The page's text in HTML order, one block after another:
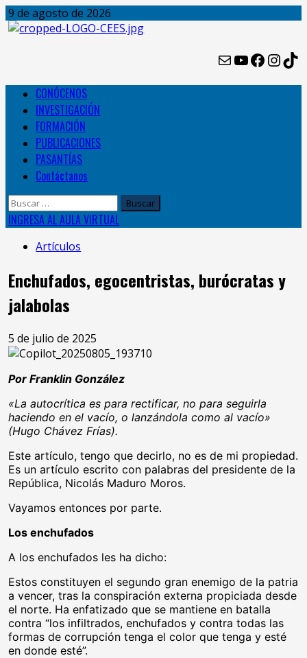
Skip
to
9 de agosto de 2026
MailYouTube
Primary
Menu
CONÓCENOS
INVESTIGACIÓN
FORMACIÓN
PUBLICACIONES
PASANTÍAS
Contáctanos
Buscar:
INGRESA AL AULA VIRTUAL
Artículos
Enchufados, egocentristas, burócratas y
jalabolas
5 de julio de 2025
Por Franklin González
«La autocrítica es para rectificar, no para seguirla
haciendo en el vacío, o lanzándola como al vacío»
(Hugo Chávez Frías).
Este artículo, tengo que decirlo, no es de mi propiedad.
Es un artículo escrito con palabras del presidente de la
República, Nicolás Maduro Moros.
Vayamos entonces por parte.
Los enchufados
A los enchufados les ha dicho:
Estos constituyen el segundo gran enemigo de la patria
a vencer, tras la conspiración externa propiciada desde
el norte. Ha enfatizado que se mantiene en batalla
contra “los infiltrados, enchufados y contra todas las
formas de corrupción tenga el color que tenga y esté
en donde esté”.